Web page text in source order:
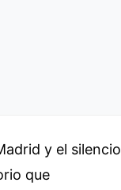
y el silencio
que